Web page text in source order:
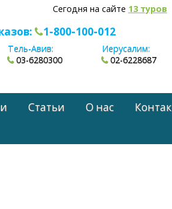
Сегодня на сайте 13 туров
1-800-100-012
Тель-Авив:
03-6280300
Иерусалим:
02-6228687
Статьи О нас